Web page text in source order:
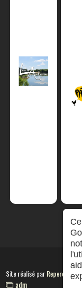
Site réalisé parRepereCom
adm